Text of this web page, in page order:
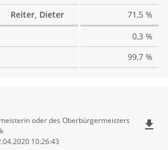
Reiter, Dieter
71,5 %
0,3 %
99,7 %
oder des Oberbürgermeisters
10:26:43
file_download